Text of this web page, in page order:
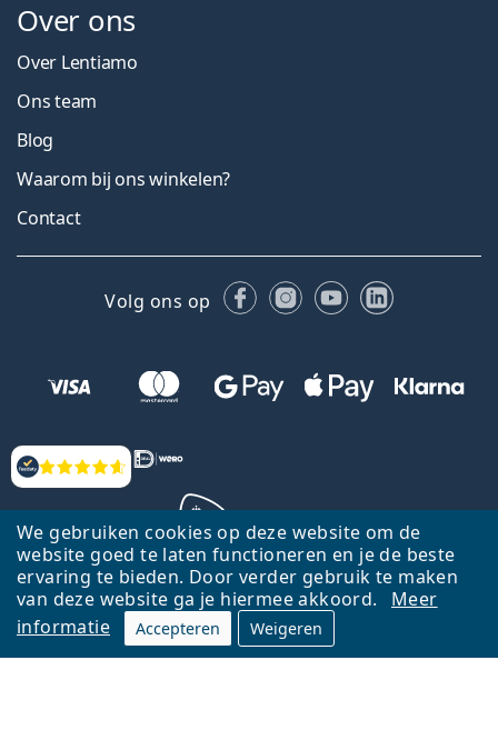
We gebruiken cookies op deze website om de
website goed te laten functioneren en je de beste
ervaring te bieden. Door verder gebruik te maken
van deze website ga je hiermee akkoord.
Meer
informatie
Accepteren Weigeren
Beoordelingen
Over ons
Over Lentiamo
Ons team
Blog
Waarom bij ons winkelen?
Contact
Volg ons op FacebookInstagram
YouTubeLinkedIn
Terug naar de homepagina
Ga omhoog
Lentiamo.nl is eigendom van en wordt beheerd door Lentiamo s.r.o.,
Tsjechië
Hier al 18 jaar voor jou.